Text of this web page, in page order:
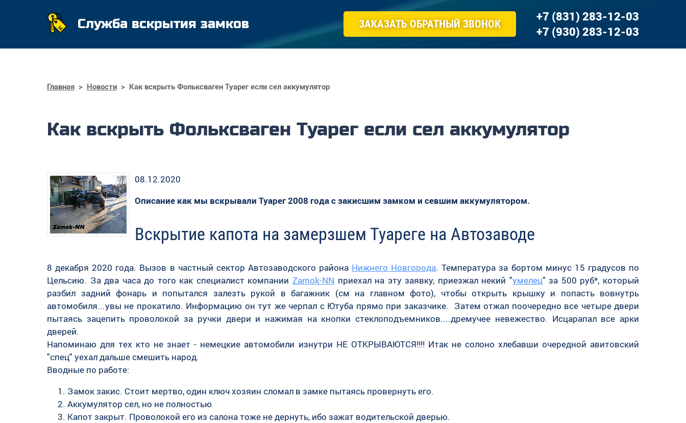
Главная > Новости > Как вскрыть Фольксваген Туарег если сел аккумулятор
Как вскрыть Фольксваген Туарег если сел аккумулятор
08.12.2020
Описание как мы вскрывали Туарег 2008 года с закисшим замком и севшим аккумулятором.
Вскрытие капота на замерзшем Туареге на Автозаводе
8 декабря 2020 года. Вызов в частный сектор Автозаводского района Нижнего Новгорода. Температура за бортом минус 15 градусов по
Цельсию. За два часа до того как специалист компании Zamok-NN приехал на эту заявку, приезжал некий "умелец" за 500 руб*, который
разбил задний фонарь и попытался залезть рукой в багажник (см на главном фото), чтобы открыть крышку и попасть вовнутрь
автомобиля...увы не прокатило. Информацию он тут же черпал с Ютуба прямо при заказчике. Затем отжал поочередно все четыре двери
пытаясь зацепить проволокой за ручки двери и нажимая на кнопки стеклоподъемников....дремучее невежество. Исцарапал все арки
дверей.
Напоминаю для тех кто не знает - немецкие автомобили изнутри НЕ ОТКРЫВАЮТСЯ!!!! Итак не солоно хлебавши очередной авитовский
"спец" уехал дальше смешить народ.
Вводные по работе:
Замок закис. Стоит мертво, один ключ хозяин сломал в замке пытаясь провернуть его.
Аккумулятор сел, но не полностью
Капот закрыт. Проволокой его из салона тоже не дернуть, ибо зажат водительской дверью.
Служба вскрытия замков ЗАКАЗАТЬ ОБРАТНЫЙ ЗВОНОК
+7 (831) 283-12-03
+7 (930) 283-12-03